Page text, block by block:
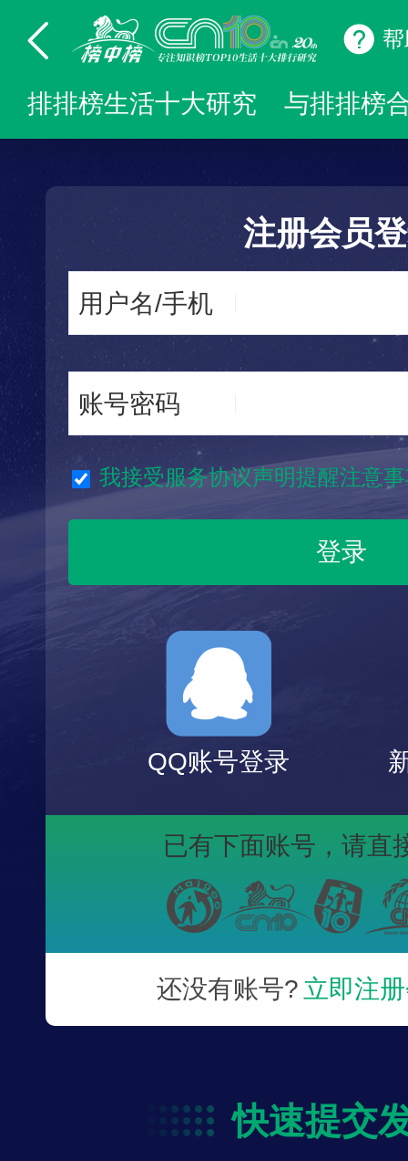
排排榜生活十大研究 与排排榜
注册会员
用户名/手机
账号密码
我接受服务协议声明提醒注意
QQ账号登录
已有下面账号， 请直
还没有账号? 立即注
快速提交